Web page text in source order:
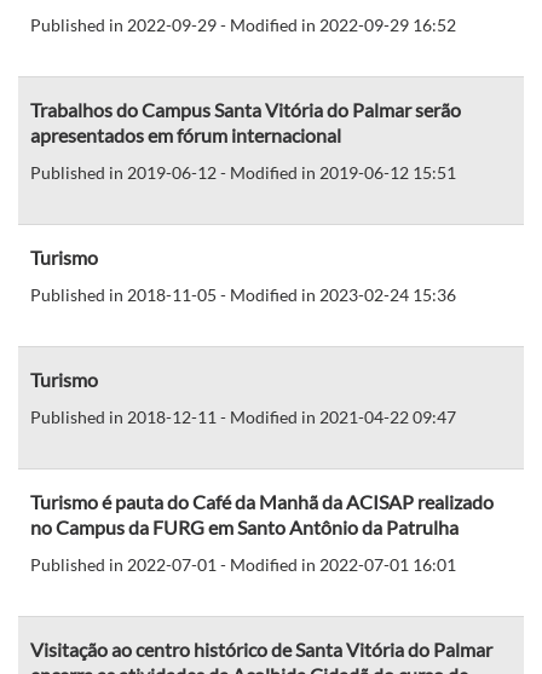
Published in 2022-09-29 - Modified in 2022-09-29 16:52
Trabalhos do Campus Santa Vitória do Palmar serão
apresentados em fórum internacional
Published in 2019-06-12 - Modified in 2019-06-12 15:51
Turismo
Published in 2018-11-05 - Modified in 2023-02-24 15:36
Turismo
Published in 2018-12-11 - Modified in 2021-04-22 09:47
Turismo é pauta do Café da Manhã da ACISAP realizado
no Campus da FURG em Santo Antônio da Patrulha
Published in 2022-07-01 - Modified in 2022-07-01 16:01
Visitação ao centro histórico de Santa Vitória do Palmar